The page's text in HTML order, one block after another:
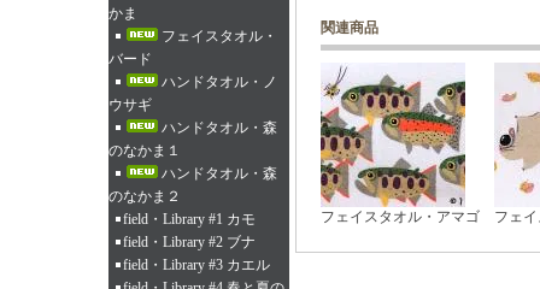
かま
フェイスタオル・
バード
ハンドタオル・ノ
ウサギ
ハンドタオル・森
のなかま１
ハンドタオル・森
のなかま２
field・Library #1 カモ
field・Library #2 ブナ
field・Library #3 カエル
関連商品
フェイスタオル・アマゴ フェ